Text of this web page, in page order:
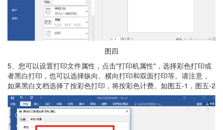
图四
5、您可以设置打印文件属性，点击"打印机属性"，选择彩色打印或
者黑白打印，也可以选择纵向、横向打印和双面打印等。请注意，
如果黑白文档选择了按彩色打印，将按彩色计费。如图五-1，图五-2